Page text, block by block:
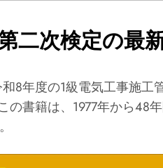
二次検定の最
8年度の1級電気工事施
の書籍は、1977年から